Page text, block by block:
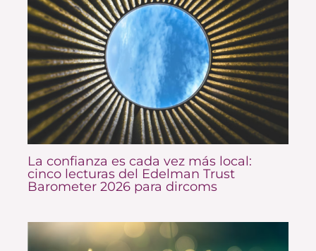
La confianza es cada vez más local:
cinco lecturas del Edelman Trust
Barometer 2026 para dircoms